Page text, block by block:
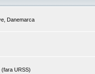
Danemarca
(fara URSS)